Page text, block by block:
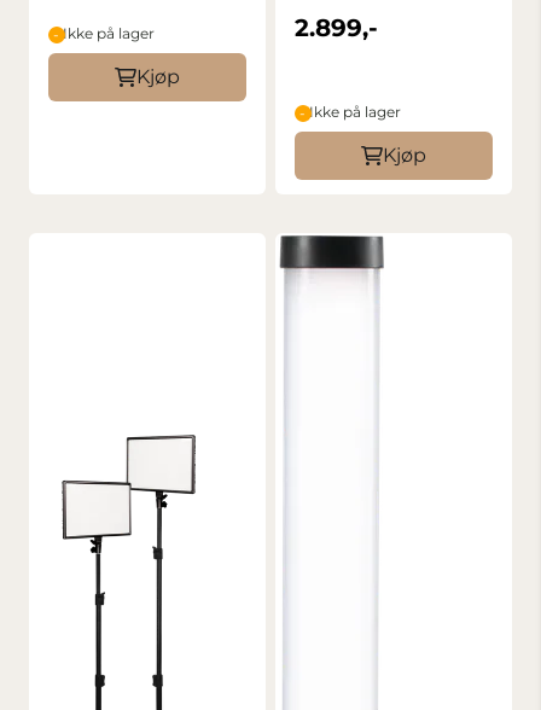
Ikke på lager
Kjøp
Photo Light
2.899,-
Ikke på lager
Kjøp